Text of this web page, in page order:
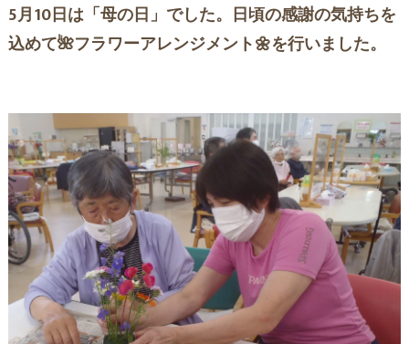
5月10日は「母の日」でした。日頃の感謝の気持ちを
込めて🌺フラワーアレンジメント🌼を行いました。